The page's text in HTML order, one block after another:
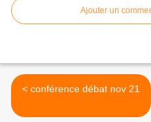
Ajouter un
< conférence débat nov 21